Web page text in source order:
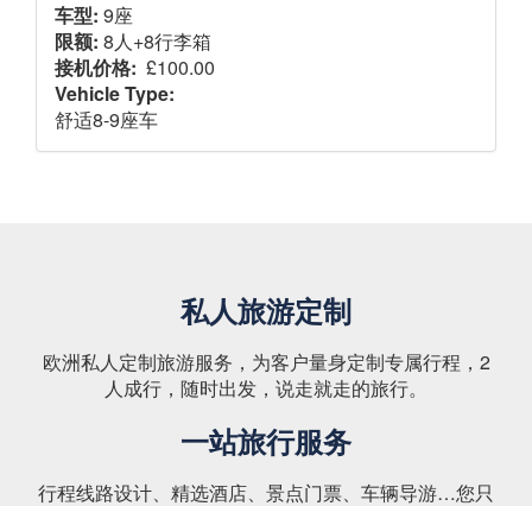
车型: 9座
限额: 8人+8行李箱
接机价格: £100.00
Vehicle Type:
舒适8-9座车
私人旅游定制
欧洲私人定制旅游服务，为客户量身定制专属行程，2
人成行，随时出发，说走就走的旅行。
一站旅行服务
行程线路设计、精选酒店、景点门票、车辆导游…您只